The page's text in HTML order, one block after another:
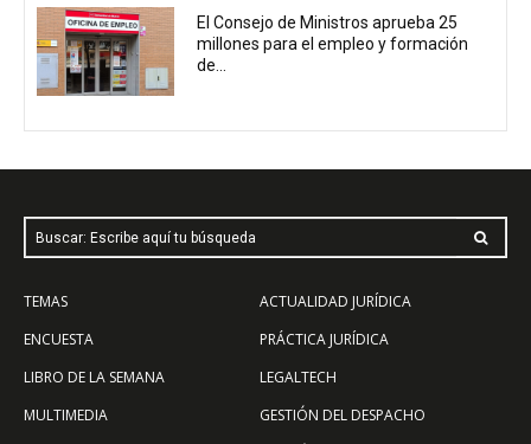
El Consejo de Ministros aprueba 25
millones para el empleo y formación
de...
Buscar: Escribe aquí tu búsqueda
TEMAS
ENCUESTA
LIBRO DE LA SEMANA
MULTIMEDIA
ACTUALIDAD JURÍDICA
PRÁCTICA JURÍDICA
LEGALTECH
GESTIÓN DEL DESPACHO